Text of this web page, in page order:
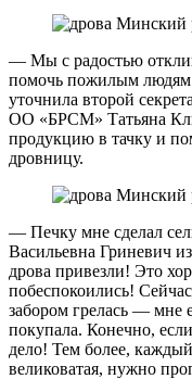
— Мы с радостью
помочь пожилым людям
уточнила второй
ОО «БРСМ» Татьяна
продукцию в тачку и
дровницу.
— Печку мне сделал
Васильевна Гриневич
дрова привезли! Это
побеспокоились!
забором грелась — мне
покупала. Конечно,
дело! Тем более,
великоватая, нужно